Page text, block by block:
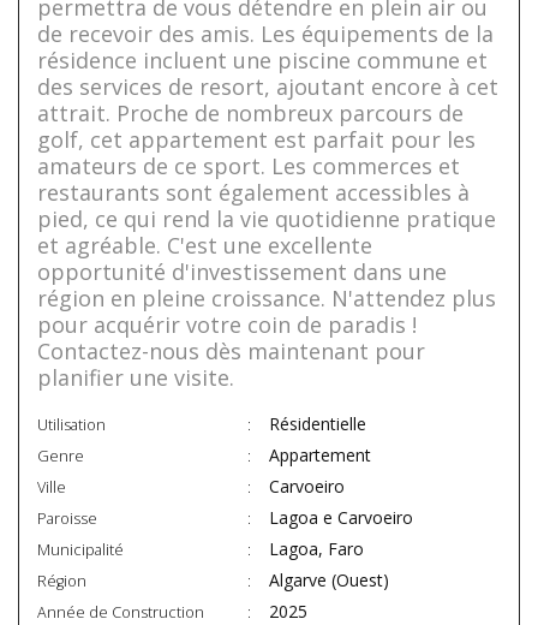
permettra de vous détendre en plein air ou
de recevoir des amis. Les équipements de la
résidence incluent une piscine commune et
des services de resort, ajoutant encore à cet
attrait. Proche de nombreux parcours de
golf, cet appartement est parfait pour les
amateurs de ce sport. Les commerces et
restaurants sont également accessibles à
pied, ce qui rend la vie quotidienne pratique
et agréable. C'est une excellente
opportunité d'investissement dans une
région en pleine croissance. N'attendez plus
pour acquérir votre coin de paradis !
Contactez-nous dès maintenant pour
planifier une visite.
Utilisation Résidentielle
Genre Appartement
Ville Carvoeiro
Paroisse Lagoa e Carvoeiro
Municipalité Lagoa, Faro
Région Algarve (Ouest)
Année de Construction 2025